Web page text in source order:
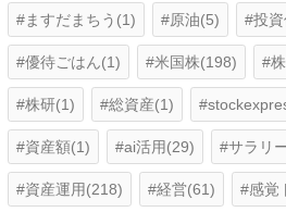
ますだまちう(1) 原油(5) 投
優待ごはん(1) 米国株(198)
株研(1) 総資産(1)
資産額(1) ai活用(29) サラリ
資産運用(218) 経営(61) 感覚